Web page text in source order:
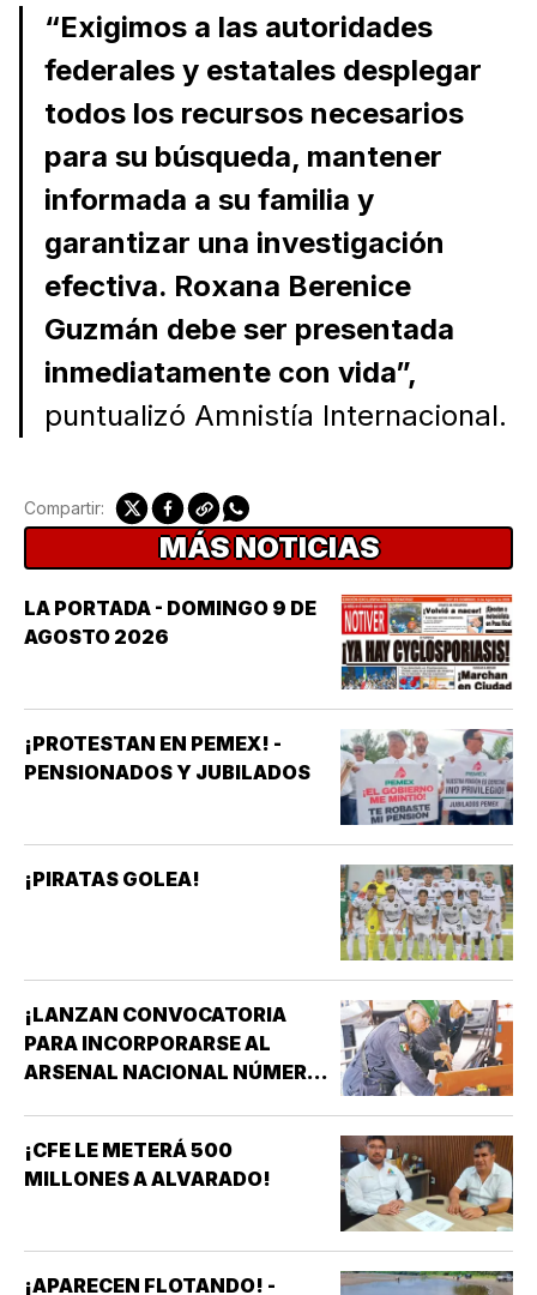
“Exigimos a las autoridades
federales y estatales desplegar
todos los recursos necesarios
para su búsqueda, mantener
informada a su familia y
garantizar una investigación
efectiva. Roxana Berenice
Guzmán debe ser presentada
inmediatamente con vida”,
puntualizó Amnistía Internacional.
Compartir:
MÁS NOTICIAS
LA PORTADA - DOMINGO 9 DE
AGOSTO 2026
¡PROTESTAN EN PEMEX! -
PENSIONADOS Y JUBILADOS
¡PIRATAS GOLEA!
¡LANZAN CONVOCATORIA
PARA INCORPORARSE AL
ARSENAL NACIONAL NÚMERO
¡CFE LE METERÁ 500
MILLONES A ALVARADO!
¡APARECEN FLOTANDO! -